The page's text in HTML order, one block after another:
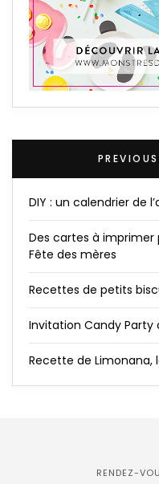
DIY : un calendrier de
Des cartes à imprimer
Fête des mères
Recettes de petits
Invitation Candy Party
Recette de Limonana,
RENDEZ-